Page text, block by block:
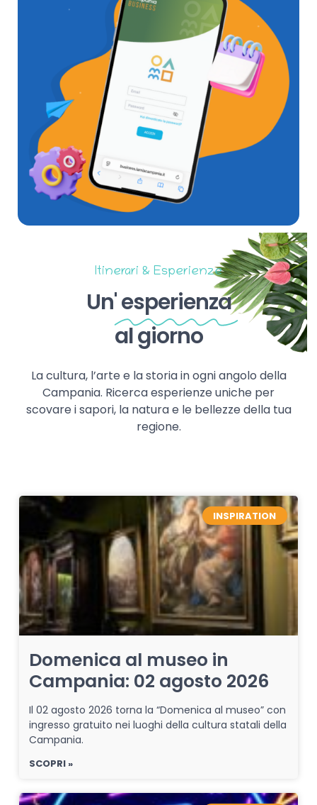
Itinerari & Esperienze
Un'esperienza
al giorno
La cultura, l’arte e la storia in ogni angolo della
Campania. Ricerca esperienze uniche per
scovare i sapori, la natura e le bellezze della tua
regione.
INSPIRATION
Domenica al museo in
Campania: 02 agosto 2026
Il 02 agosto 2026 torna la “Domenica al museo” con
ingresso gratuito nei luoghi della cultura statali della
Campania.
SCOPRI »